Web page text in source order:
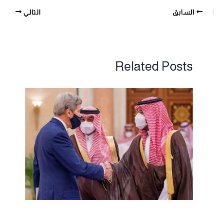
السابق التالي
Related Posts